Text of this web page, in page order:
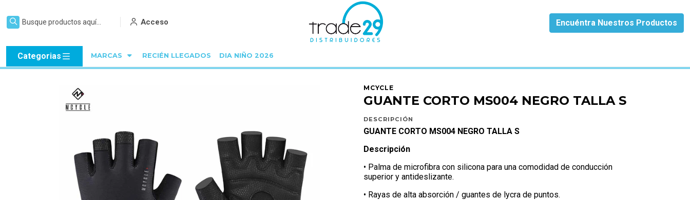
Acceso Encuéntra Nuestros Productos
Categorias MARCAS RECIÉN LLEGADOS DIA NIÑO 2026
Inicio MCYCLE
MCYCLE
GUANTE CORTO MS004 NEGRO TALLA S
DESCRIPCIÓN
GUANTE CORTO MS004 NEGRO TALLA S
Descripción
• Palma de microfibra con silicona para una comodidad de conducción
superior y antideslizante.
• Rayas de alta absorción / guantes de lycra de puntos.